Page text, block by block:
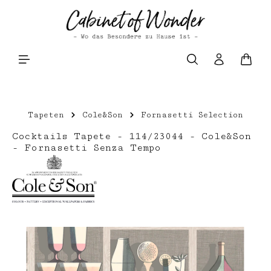
Zum Hauptinhalt springen
Tapeten Cole&Son Fornasetti Selection
Cocktails Tapete - 114/23044 - Cole&Son
- Fornasetti Senza Tempo
Bildergalerie überspringen